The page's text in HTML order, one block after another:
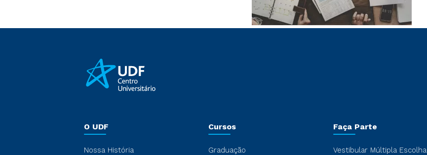
O UDF
Nossa História
Cursos
Graduação
Faça Parte
Vestibular Múltipla Escolha